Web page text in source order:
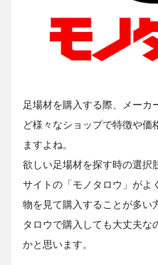
足場材を購入する際、メーカ
ど様々なショップで特徴や価
ますよね。
欲しい足場材を探す時の選択
サイトの「モノタロウ」がよ
物を見て購入することが多い
タロウで購入しても大丈夫な
かと思います。